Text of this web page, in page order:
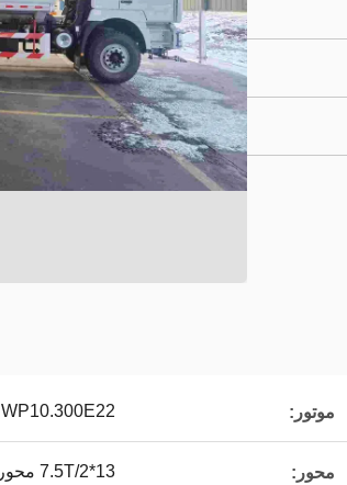
موتور: WP10.300E22
محور: 7.5T/2*13 محور دو مرحله ای، سرعت محور-5.262